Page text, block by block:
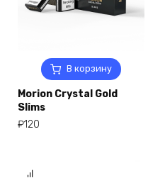
В корзину
Morion Crystal Gold
Slims
₽120